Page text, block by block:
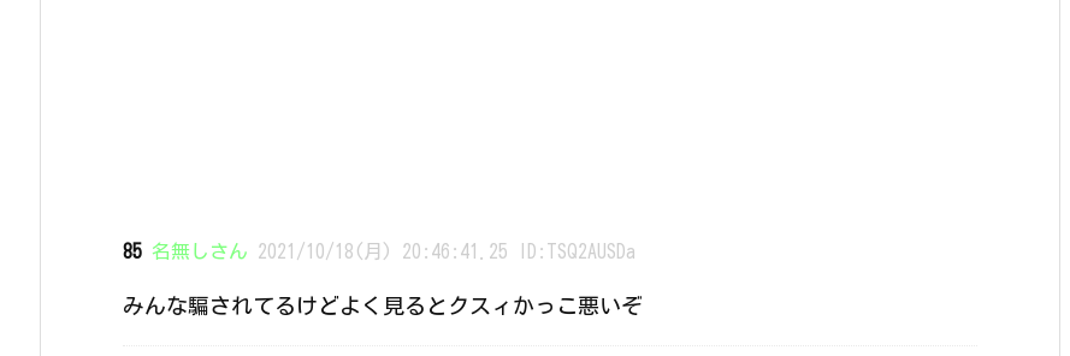
85 名無しさん 2021/10/18(月) 20:46:41.25 ID:TSQ2AUSDa
みんな騙されてるけどよく見るとクスィかっこ悪いぞ